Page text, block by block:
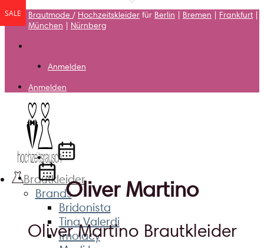
Zum
Inhalt
Brautmode / Hochzeitskleider für Berlin Bremen Frankfurt
München
Nürnberg
Anmelden
Anmelden
Brautkleider
Brands
Bridonista
Tina Valerdi
Imolacy
Oliver Martino
Oliver Martino Brautkleider
SALE
SALE
SALE
SALE
SALE
SALE
SALE
SALE
SALE
SALE
SALE
SALE
SALE
SALE
SALE